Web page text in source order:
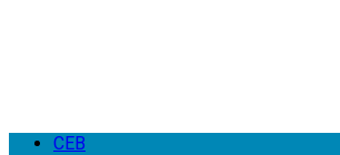
CEB